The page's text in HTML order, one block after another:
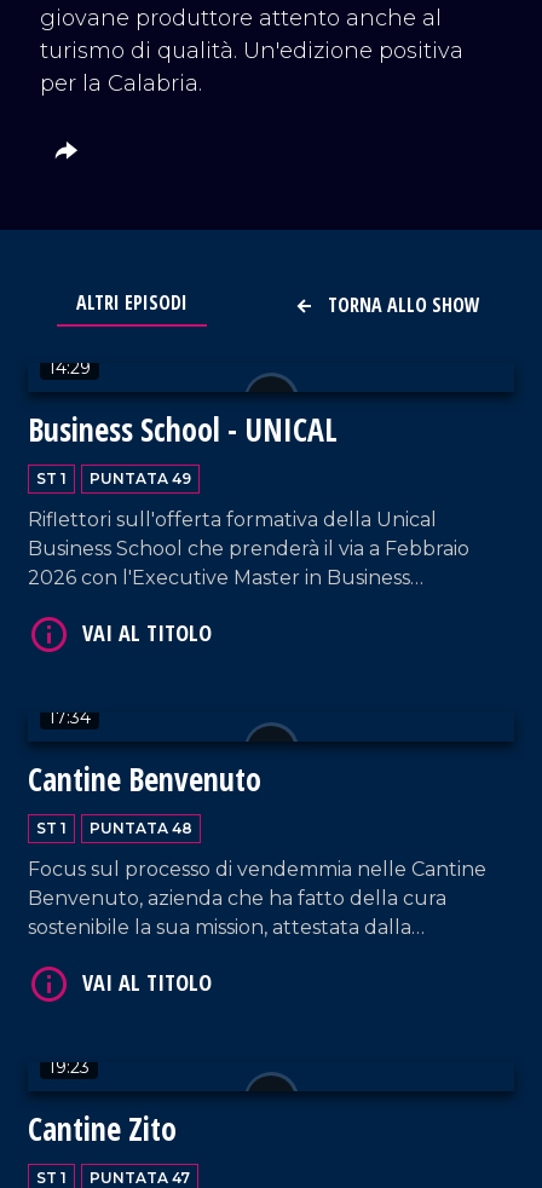
giovane produttore attento anche al
turismo di qualità. Un'edizione positiva
per la Calabria.
TORNA ALLO SHOW
ALTRI EPISODI
14:29
Business School - UNICAL
ST 1 PUNTATA 49
Riflettori sull'offerta formativa della Unical
Business School che prenderà il via a Febbraio
2026 con l'Executive Master in Business
17:34
Cantine Benvenuto
ST 1 PUNTATA 48
Focus sul processo di vendemmia nelle Cantine
Benvenuto, azienda che ha fatto della cura
sostenibile la sua mission, attestata dalla
VAI AL TITOLO
19:23
Cantine Zito
ST 1 PUNTATA 47
VAI AL TITOLO
VAI AL TITOLO